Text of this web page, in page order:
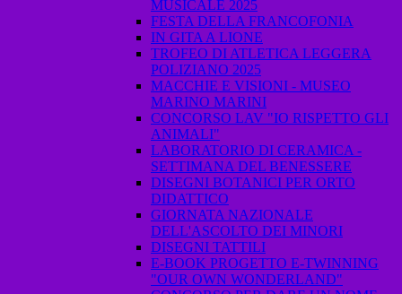
MUSICALE 2025
FESTA DELLA FRANCOFONIA
IN GITA A LIONE
TROFEO DI ATLETICA LEGGERA
POLIZIANO 2025
MACCHIE E VISIONI - MUSEO
MARINO MARINI
CONCORSO LAV "IO RISPETTO GLI
ANIMALI"
LABORATORIO DI CERAMICA -
SETTIMANA DEL BENESSERE
DISEGNI BOTANICI PER ORTO
DIDATTICO
GIORNATA NAZIONALE
DELL'ASCOLTO DEI MINORI
DISEGNI TATTILI
E-BOOK PROGETTO E-TWINNING
"OUR OWN WONDERLAND"